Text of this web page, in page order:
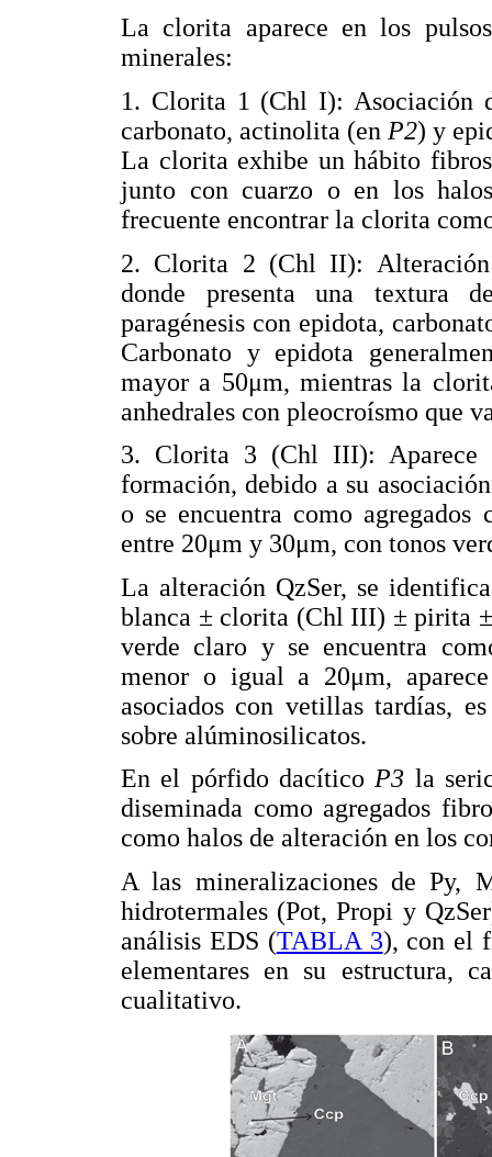
La clorita aparece en los
minerales:
1. Clorita 1 (Chl I): Asociación
carbonato, actinolita (en P2) y
La clorita exhibe un hábito
junto con cuarzo o en los
frecuente encontrar la clorita
2. Clorita 2 (Chl II): Alteración
donde presenta una textura
paragénesis con epidota,
Carbonato y epidota
mayor a 50μm, mientras la
anhedrales con pleocroísmo que
3. Clorita 3 (Chl III):
formación, debido a su
o se encuentra como
entre 20μm y 30μm, con tonos
La alteración QzSer, se
blanca ± clorita (Chl III) ± pirita
verde claro y se encuentra
menor o igual a 20μm,
asociados con vetillas tardías,
sobre alúminosilicatos.
En el pórfido dacíticoP3 la
diseminada como agregados
como halos de alteración en los
A las mineralizaciones de Py,
hidrotermales (Pot, Propi y
análisis EDS (TABLA 3), con el
elementares en su estructura,
cualitativo.